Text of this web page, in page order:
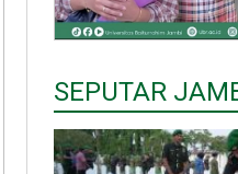
SEPUTAR